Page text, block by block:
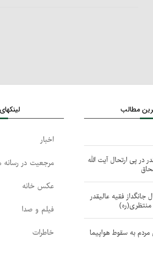
مطالب
در پی ارتحال آیت الله
جانگداز فقیه عالیقدر
مردم به سقوط هواپیما
اخبار
مرجعیت در رسانه
عکس خانه
فیلم و صدا
خاطرات